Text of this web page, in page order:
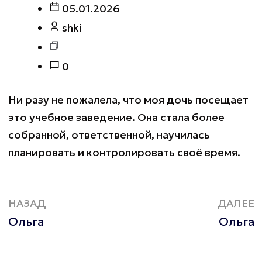
05.01.2026
shki
0
Ни разу не пожалела, что моя дочь посещает
это учебное заведение. Она стала более
собранной, ответственной, научилась
планировать и контролировать своё время.
НАЗАД
Ольга
ДАЛЕЕ
Ольга